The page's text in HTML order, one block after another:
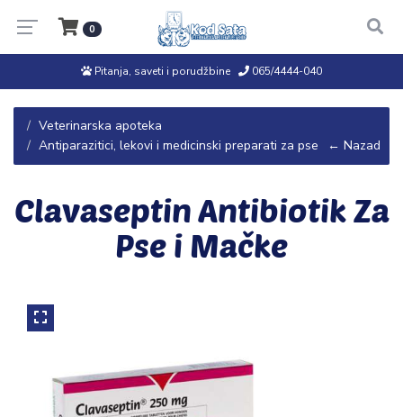
0
Pitanja, saveti i porudžbine 065/4444-040
Veterinarska apoteka
Antiparazitici, lekovi i medicinski preparati za pse
← Nazad
Clavaseptin Antibiotik Za
Pse i Mačke